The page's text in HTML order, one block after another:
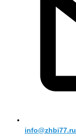
info@zhbi77.ru